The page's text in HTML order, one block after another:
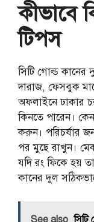
কীভাবে
টিপস
সিটি গোল্ড
দারাজ, ফেসবুক
অফলাইনে ঢাকার
কিনতে পারেন।
করুন। পরিচর্যার
পর মুছে রাখুন।
যদি রং ফিকে হয়
কানের দুল
See also